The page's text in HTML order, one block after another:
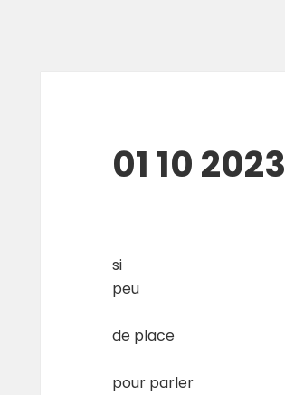
01 10 2023
si
peu
de place
pour parler